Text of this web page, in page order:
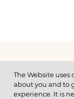
МЕНЮ
The Website uses
about you and to
experience. It is